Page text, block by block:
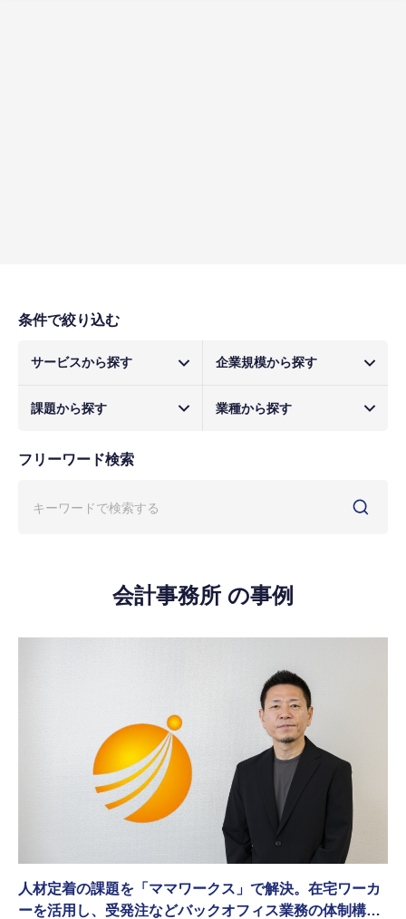
条件で絞り込む
サービスから探す 企業規模から探す
課題から探す 業種から探す
フリーワード検索
会計事務所 の事例
人材定着の課題を「ママワークス」で解決。在宅ワーカ
ーを活用し、受発注などバックオフィス業務の体制構築